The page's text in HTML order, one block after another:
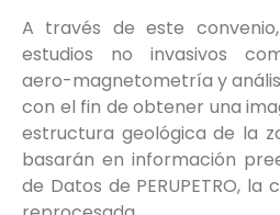
A través de este
estudios no invasivos
aero-magnetometría y
con el fin de obtener una
estructura geológica de la
basarán en información
de Datos de PERUPETRO,